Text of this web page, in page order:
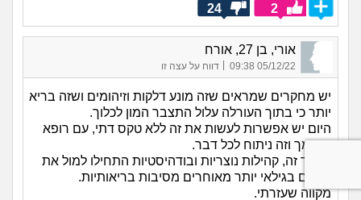
2
24
אורי, בן 27, אורח
05/12/22 09:38
| דווח על עצה זו
יש מחקרים שמראים שזה מונע דלקות וזיהומים ושזה בריא
יותר כי בתוך העורלה עלול התצבר המון לכלוך.
היום יש אפשרות לעשות את זה ללא טקס דתי, עם רופא
מוסמך וזה ניתוח לכל דבר.
מלבד זה, קהילות נוצריות ובודהיסטיות התחילו למול את
בניהם בגילאי יותר מאוחרים מסיבות בריאותיות.
מקווה שעזרתי.